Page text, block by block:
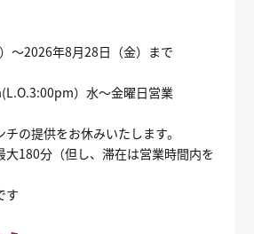
〜2026年8月28日（金）まで
）水～金曜日営業
の提供をお休みいたします。
180分（但し、滞在は営業時間内を
す